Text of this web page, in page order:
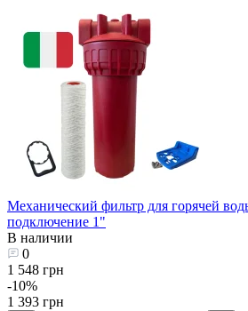
Механический фильтр для горячей
подключение 1"
В наличии
0
1 548 грн
-10%
1 393 грн